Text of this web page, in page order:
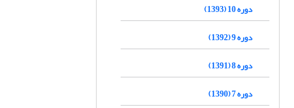
دوره 10 (1393)
دوره 9 (1392)
دوره 8 (1391)
دوره 7 (1390)